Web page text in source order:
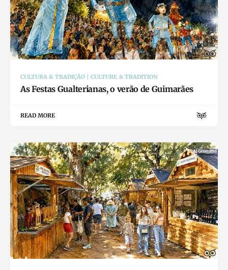
CULTURA & TRADIÇÃO | CULTURE & TRADITION
As Festas Gualterianas, o verão de Guimarães
READ MORE